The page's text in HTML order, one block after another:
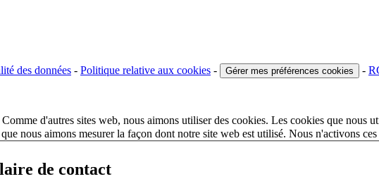
des données - Politique relative aux cookies - Gérer mes préférences cookies -
Comme d'autres sites web, nous aimons utiliser des cookies. Les cookies que nous
nous aimons mesurer la façon dont notre site web est utilisé. Nous n'activons
de contact